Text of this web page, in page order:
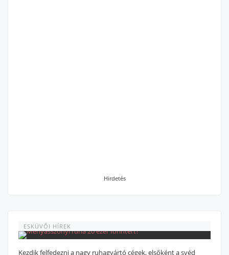
Hirdetés
ESKÜVŐI HÍREK
Kezdik felfedezni a nagy ruhagyártó cégek, elsőként a svéd